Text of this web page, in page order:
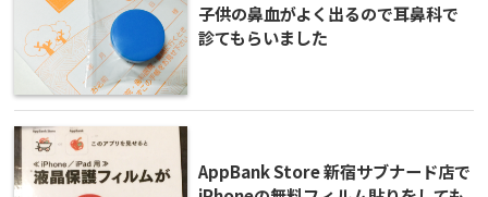
子供の鼻血がよく出るので耳鼻科で
診てもらいました
AppBank Store 新宿サブナード店で